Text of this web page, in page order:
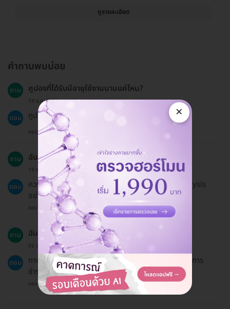
ดูรายละเอียด
คำถามพบบ่อย
ถาม คูปองที่ได้รับมีอายุใช้งานนานแค่ไหน?
19 ธ.ค. 2024
ตอบ คูปองมีอายุ 60 วันนับจากวันที่ได้รับ
ตอบโดยทีมงาน HD
ถาม ฉันต้องเตรียมตัวก่อนทำเลเซอร์หน้าอย่างไร?
19 ธ.ค. 2024
ตอบ
ควรแจ้งแพทย์เกี่ยวกับการแพ้ยาและงดการทำ Electrolysis
อย่างน้อย 4-6 สัปดาห์ก่อนทำเลเซอร์
ตอบโดยทีมงาน HD
ถาม ฉันจะได้รับใบเสร็จหรือไม่?
02 ส.ค. 2024
ตอบ
ทาง HDmall ไม่สามารถออกใบเสร็จได้ แต่จะมีใบยืนยันการ
ชำระเงินส่งไปพร้อมกับรหัสคูปอง
ตอบโดยทีมงาน HD
×